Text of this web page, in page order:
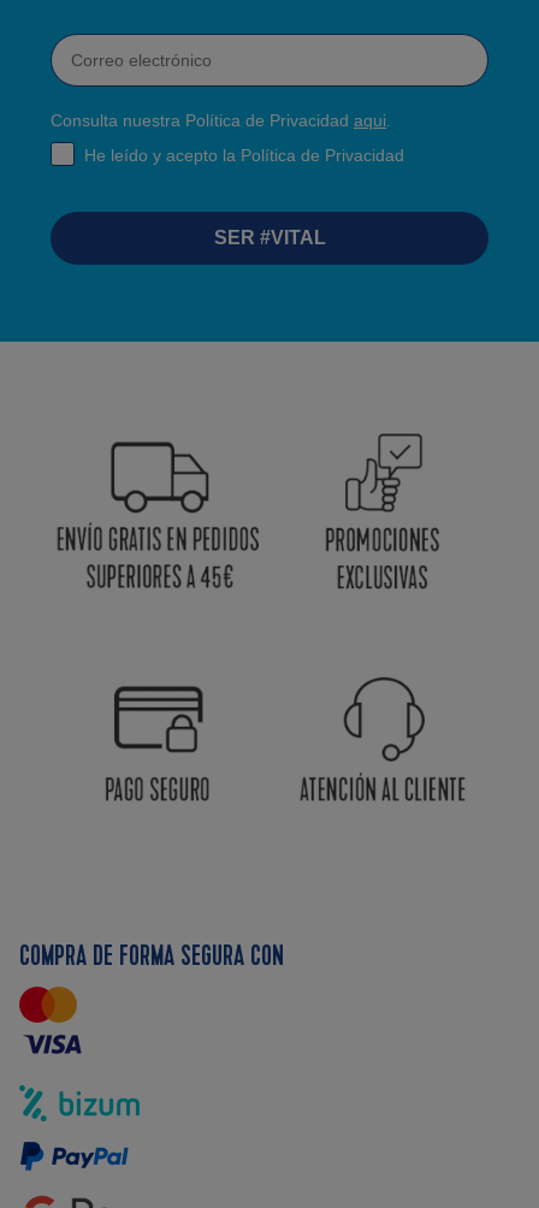
Correo electrónico
Consulta nuestra Política de Privacidad aqui.
RGPDHe leído y acepto la Política de Privacidad
SER #VITAL
COMPRA DE FORMA SEGURA CON